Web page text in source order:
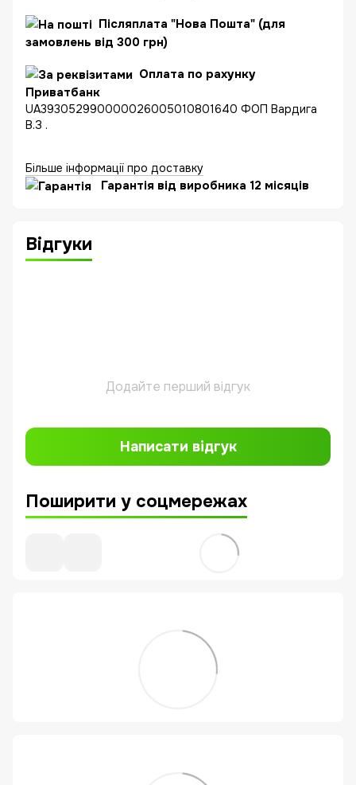
Післяплата "Нова Пошта" (для
замовлень від 300 грн)
Оплата по рахунку
Приватбанк
UA393052990000026005010801640 ФОП Вардига
В.З .
Більше інформації про доставку
Гарантія від виробника 12 місяців
Відгуки
Додайте перший відгук
Написати відгук
Поширити у соцмережах